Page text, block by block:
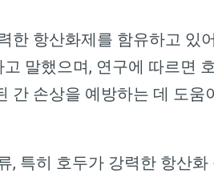
한 항산화제를 함유하고 있
고 말했으며, 연구에 따르면
간 손상을 예방하는 데 도움
, 특히 호두가 강력한 항산화